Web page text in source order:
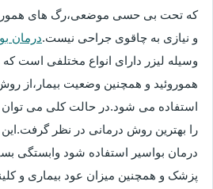
که تحت بی حسی موضعی،رگ های
و نیازی به چاقوی جراحی نیست.درمان
وسیله لیزر دارای انواع مختلفی است که
هموروئید و همچنین وضعیت بیمار،از
استفاده می شود.در حالت کلی می توان
را بهترین روش درمانی در نظر
درمان بواسیر استفاده شود وابستگی
پزشک و همچنین میزان عود بیماری و